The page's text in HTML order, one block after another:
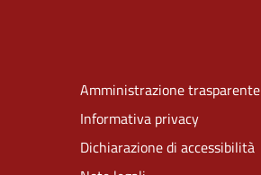
Amministrazione trasparente
Informativa privacy
Dichiarazione di accessibilità